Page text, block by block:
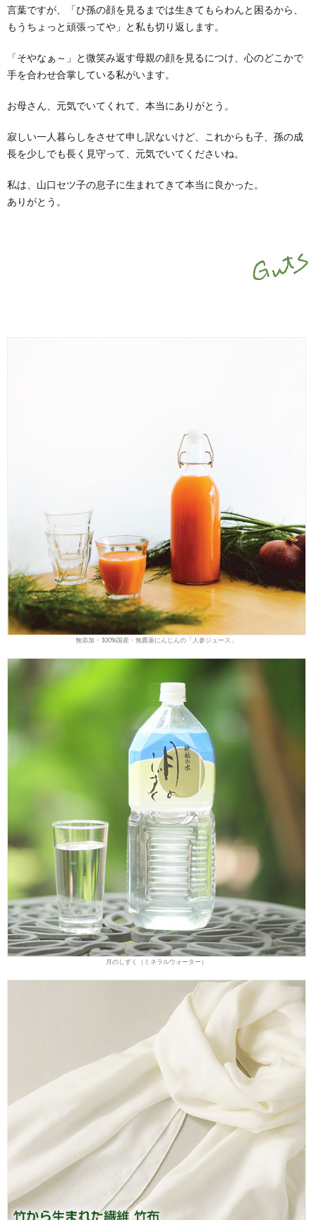
言葉ですが、「ひ孫の顔を見るまでは生きてもらわんと困るから、
もうちょっと頑張ってや」と私も切り返します。
「そやなぁ～」と微笑み返す母親の顔を見るにつけ、心のどこかで
手を合わせ合掌している私がいます。
お母さん、元気でいてくれて、本当にありがとう。
寂しい一人暮らしをさせて申し訳ないけど、これからも子、孫の成
長を少しでも長く見守って、元気でいてくださいね。
私は、山口セツ子の息子に生まれてきて本当に良かった。
ありがとう。
無添加・100%国産・無農薬にんじんの「人参ジュース」
月のしずく（ミネラルウォーター）